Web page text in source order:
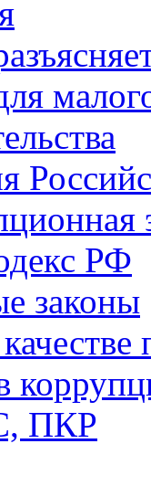
РФ
законы
ПКР